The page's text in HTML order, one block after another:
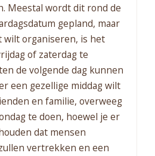
Meestal wordt dit rond de
gepland, maar
wilt organiseren, is het
of zaterdag te
de volgende dag kunnen
een gezellige middag wilt
en familie, overweeg
te doen, hoewel je er
dat mensen
vertrekken en een